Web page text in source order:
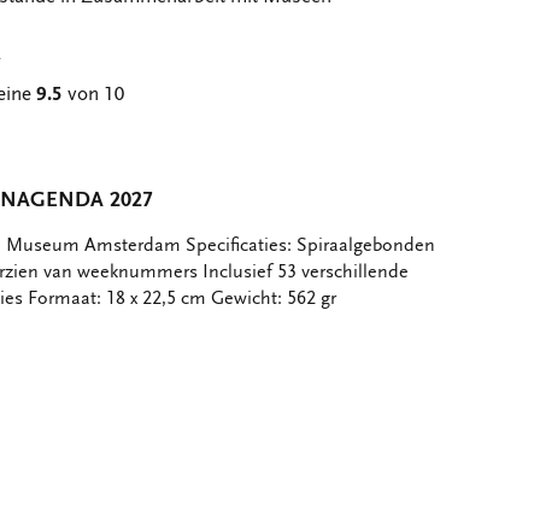
9.5 von 10
2027
Museum Amsterdam Specificaties: Spiraalgebonden
van weeknummers Inclusief 53 verschillende
Formaat: 18 x 22,5 cm Gewicht: 562 gr